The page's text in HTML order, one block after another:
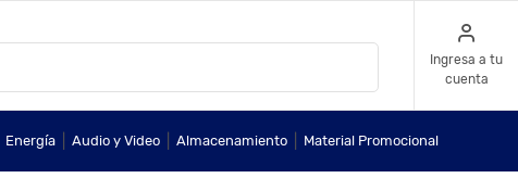
Ingresa a tu
cuenta
Energía Audio y Video Almacenamiento Material Promocional